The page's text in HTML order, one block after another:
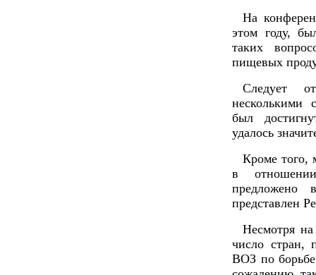
На
этом году,
таких
пищевых
Следует
несколькими
был
удалось
Кроме того,
в
предложено
представлен
Несмотря
число стран,
ВОЗ по